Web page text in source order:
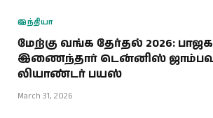
இந்தியா
மேற்கு வங்க தேர்தல் 2026:
இணைந்தார் டென்னிஸ்
லியாண்டர் பயஸ்
March 31, 2026